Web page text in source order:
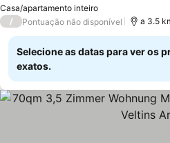
Casa/apartamento inteiro
/ Pontuação não disponível a 3.5
Selecione as datas para ver os
exatos.